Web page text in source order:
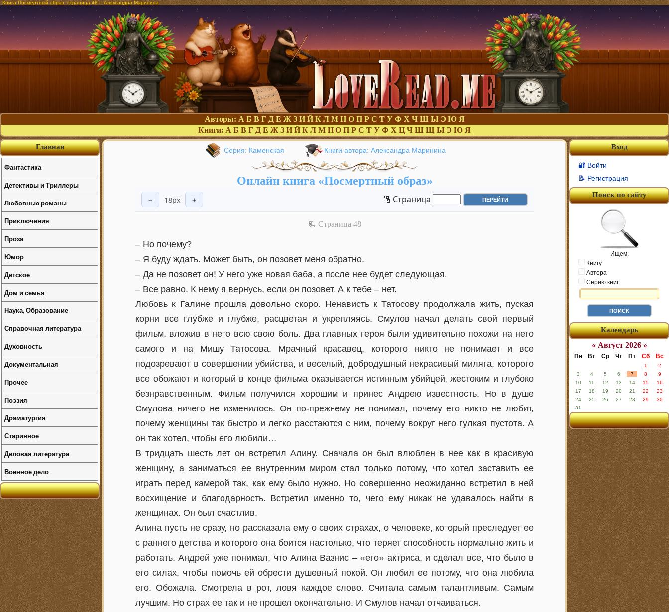
Книга Посмертный образ, страница 48 – Александра Маринина
Авторы: А Б В Г Д Е Ж З И Й К Л М Н О П Р С Т У Ф Х Ч Ш Ы Э Ю Я
Книги: А Б В Г Д Е Ж З И Й К Л М Н О П Р С Т У Ф Х Ц Ч Ш Щ Ы Э Ю Я
Серия: Каменская Книги автора: Александра Маринина
Онлайн книга «Посмертный образ»
− 18px + 🔢 Страница
📃 Cтраница 48
– Но почему?
– Я буду ждать. Может быть, он позовет меня обратно.
– Да не позовет он! У него уже новая баба, а после нее будет следующая.
– Все равно. К нему я вернусь, если он позовет. А к тебе – нет.
Любовь к Галине прошла довольно скоро. Ненависть к Татосову продолжала жить, пуская
корни все глубже и глубже, расцветая и укрепляясь. Смулов начал делать свой первый
фильм, вложив в него всю свою боль. Два главных героя были удивительно похожи на него
самого и на Мишу Татосова. Мрачный красавец, которого никто не понимает и все
подозревают в совершении убийства, и веселый, добродушный некрасивый миляга, которого
все обожают и который в конце фильма оказывается истинным убийцей, жестоким и глубоко
безнравственным. Фильм получился хорошим и принес Андрею известность. Но в душе
Смулова ничего не изменилось. Он по-прежнему не понимал, почему его никто не любит,
почему женщины так быстро и легко расстаются с ним, почему вокруг него гулкая пустота. А
он так хотел, чтобы его любили…
В тридцать шесть лет он встретил Алину. Сначала он был влюблен в нее как в красивую
женщину, а заниматься ее внутренним миром стал только потому, что хотел заставить ее
играть перед камерой так, как ему было нужно. Но совершенно неожиданно встретил в ней
восхищение и благодарность. Встретил именно то, чего ему никак не удавалось найти в
женщинах. Он был счастлив.
Алина пусть не сразу, но рассказала ему о своих страхах, о человеке, который преследует ее
с раннего детства и которого она боится настолько, что теряет способность нормально жить и
работать. Андрей уже понимал, что Алина Вазнис – «его» актриса, и сделал все, что было в
его силах, чтобы помочь ей обрести душевный покой. Он любил ее потому, что она любила
его. Обожала. Смотрела в рот, ловя каждое слово. Считала самым талантливым. Самым
лучшим. Но страх ее так и не прошел окончательно. И Смулов начал отчаиваться.
Вход
🔐 Войти
📝 Регистрация
Поиск по сайту
Ищем:
Книгу
Автора
Серию книг
Календарь
« Август 2026 »
Пн Вт Ср Чт Пт Сб Вс
1
2
3
4 5 6 7 8
9
10
11 12 13 14 15
16
17
18 19 20 21 22
23
24
25 26 27 28 29
30
31
Главная
Фантастика
Детективы и Триллеры
Любовные романы
Приключения
Проза
Юмор
Детское
Дом и семья
Наука, Образование
Справочная литература
Духовность
Документальная
Прочее
Поэзия
Драматургия
Старинное
Деловая литература
Военное дело